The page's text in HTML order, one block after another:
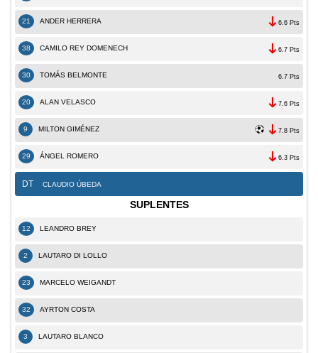
21 ANDER HERRERA 6.6 Pts
38 CAMILO REY DOMENECH 6.7 Pts
30 TOMÁS BELMONTE 6.7 Pts
20 ALAN VELASCO 7.6 Pts
9 MILTON GIMÉNEZ 7.8 Pts
29 ÁNGEL ROMERO 6.3 Pts
DT CLAUDIO ÚBEDA
SUPLENTES
12 LEANDRO BREY
2 LAUTARO DI LOLLO
23 MARCELO WEIGANDT
32 AYRTON COSTA
3 LAUTARO BLANCO